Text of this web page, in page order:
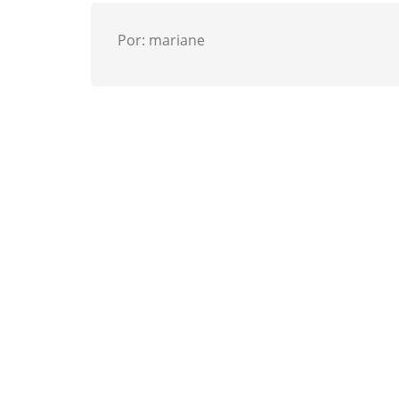
Por: mariane